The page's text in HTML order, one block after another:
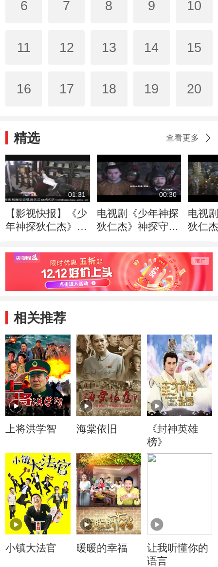
6 7 8 9 10
11 12 13 14 15
16 17 18 19 20
精选 查看更多
01:31
【影视快报】《少
年神探狄仁杰》曝
秒变“笑场王”
00:30
电视剧《少年神探
狄仁杰》神探守则
电视
狄仁
相关推荐
上将洪学智 海棠依旧
《封神英雄
榜》
小镇大法官 暖暖的幸福
让我听懂你的
语言